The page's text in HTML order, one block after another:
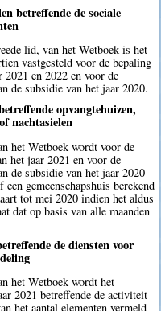
betreffende de sociale
lid, van het Wetboek is het
vastgesteld voor de bepaling
2021 en 2022 en voor de
de subsidie van het jaar 2020.
opvangtehuizen,
nachtasielen
het Wetboek wordt voor de
het jaar 2021 en voor de
de subsidie van het jaar 2020
gemeenschapshuis berekend
tot mei 2020 indien het aldus
dat op basis van alle maanden
de diensten voor
het Wetboek wordt het
2021 betreffende de activiteit
het aantal elementen vermeld